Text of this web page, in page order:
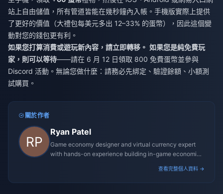
站上自由儲值，所有管道皆能在幾秒鐘內入帳。手機版實際上提供
了更好的價值（大禮包每美元多出 12–33% 的蛋幣），因此這個變
動對您的錢包更有利。
如果您打算消費或遊玩新內容，請立即轉移。 如果您是純免費玩
家，則可以等待——請在 6 月 12 日領取 800 免費蛋幣並參與
Discord 活動。無論您做什麼：請務必先綁定、驗證餘額、小額測
試購買。
關於作者
Ryan Patel
Game economy designer and virtual currency expert
with hands-on experience building in-game economies
查看完整個人資料 →